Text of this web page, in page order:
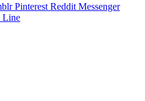
Pinterest Reddit Messenger
Line